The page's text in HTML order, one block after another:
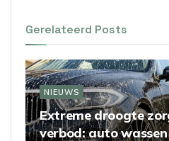
Gerelateerd Posts
NIEUWS
Extreme droogte
verbod: auto